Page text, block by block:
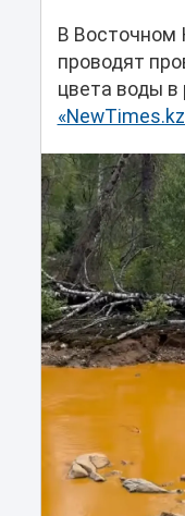
В Восточном
проводят
цвета воды в